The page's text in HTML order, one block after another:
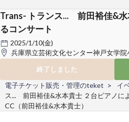
Trans- トランス... 前田裕佳&水
るコンサート
2025/1/10(金)
兵庫県立芸術文化センター神戸女学院
終了しました
電子チケット販売・管理のteket イ
ス... 前田裕佳&水本貴士 ２台ピアノに
CC（前田裕佳&水本貴士）